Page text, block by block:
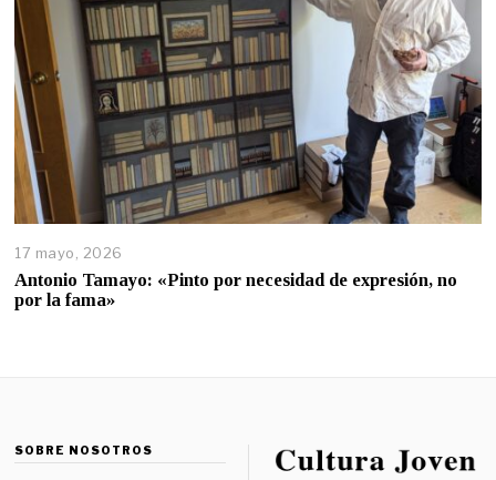
17 mayo, 2026
Antonio Tamayo: «Pinto por necesidad de expresión, no
por la fama»
SOBRE NOSOTROS